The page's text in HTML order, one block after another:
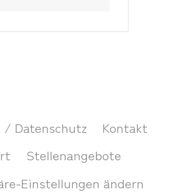
/ Datenschutz
Kontakt
Stellenangebote
Einstellungen ändern